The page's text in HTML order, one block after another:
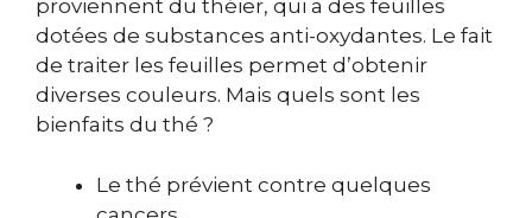
proviennent du théier, qui a des feuilles
dotées de substances anti-oxydantes. Le fait
de traiter les feuilles permet d’obtenir
diverses couleurs. Mais quels sont les
bienfaits du thé ?
Le thé prévient contre quelques